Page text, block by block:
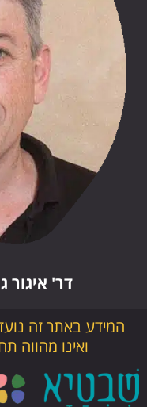
דר' איגור
המידע באתר זה
ואינו מהווה